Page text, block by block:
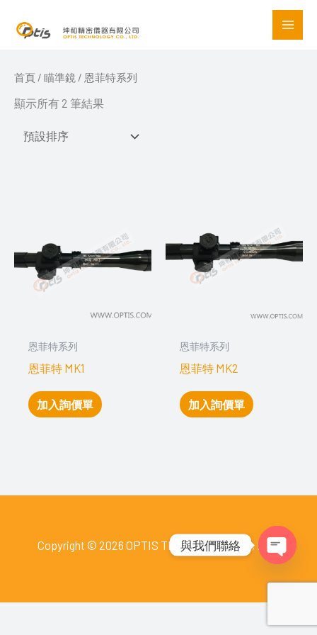
首頁 / 瞄準鏡 / 恩菲特系列
顯示所有 2 筆結果
恩菲特系列
恩菲特 MK1
加入詢價單
恩菲特系列
恩菲特 MK2
加入詢價單
Copyright © 2026 OPTIS TECHNOLOGY CO., LTD.
與我們聯絡
Open
chaty